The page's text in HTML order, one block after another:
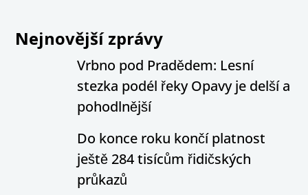
Nejnovější zprávy
Vrbno pod Pradědem: Lesní
stezka podél řeky Opavy je delší a
pohodlnější
Do konce roku končí platnost
ještě 284 tisícům řidičských
průkazů